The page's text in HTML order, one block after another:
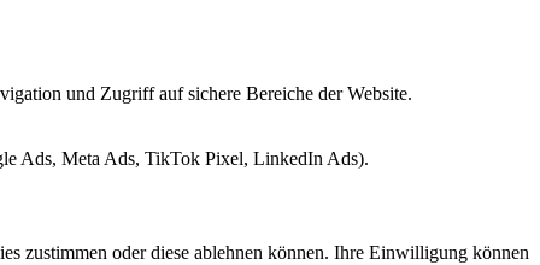
und Zugriff auf sichere Bereiche der Website.
Ads, Meta Ads, TikTok Pixel, LinkedIn Ads).
zustimmen oder diese ablehnen können. Ihre Einwilligung können